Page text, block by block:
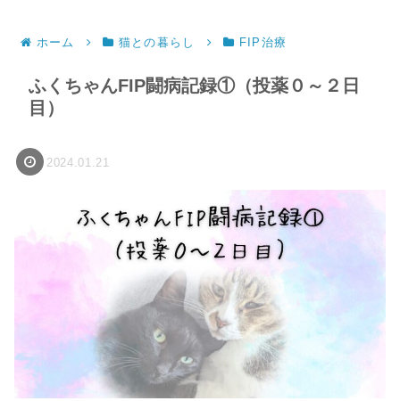
ホーム 猫との暮らし FIP治療
ふくちゃんFIP闘病記録①（投薬０～２日
目）
2024.01.21